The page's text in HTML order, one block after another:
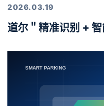
2026.03.19
道尔＂精准识别 +